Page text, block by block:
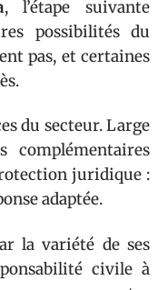
, l’étape suivante
possibilités du
pas, et certaines
du secteur. Large
complémentaires
juridique :
adaptée.
la variété de ses
civile à